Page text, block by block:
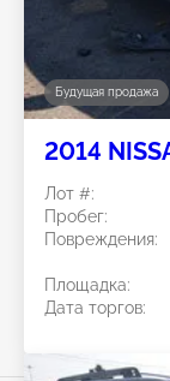
Будущая продажа
2014
Лот #:
Пробег:
Повреждения:
Площадка:
Дата торгов: